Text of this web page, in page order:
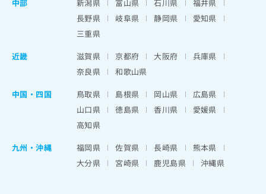
中部
新潟県 富山県 石川県
福井県
長野県
岐阜県 静岡県
愛知県
三重県
近畿
滋賀県 京都府 大阪府
兵庫県
奈良県
和歌山県
中国・四国
鳥取県 島根県 岡山県
広島県
山口県
徳島県 香川県
愛媛県
高知県
九州・沖縄
福岡県 佐賀県 長崎県
熊本県
大分県
宮崎県 鹿児島県 沖縄県